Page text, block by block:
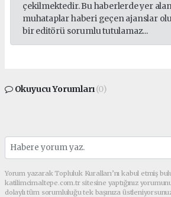
çekilmektedir. Bu haberlerde yer
muhataplar haberi geçen ajanslar
bir editörü sorumlu tutulamaz...
Okuyucu Yorumları(0)
Yorum yazarak Topluluk Kuralları’nı kabul etmiş
katilimcimaltepe.com.tr sitesine yaptığınız
dolaylı tüm sorumluluğu tek başınıza